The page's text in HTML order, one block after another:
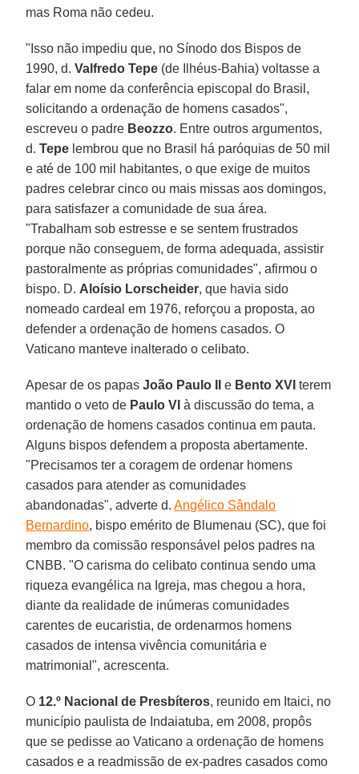
mas Roma não cedeu.
"Isso não impediu que, no Sínodo dos Bispos de
1990, d.Valfredo Tepe (de Ilhéus-Bahia) voltasse a
falar em nome da conferência episcopal do Brasil,
solicitando a ordenação de homens casados",
escreveu o padre Beozzo. Entre outros argumentos,
d.Tepe lembrou que no Brasil há paróquias de 50 mil
e até de 100 mil habitantes, o que exige de muitos
padres celebrar cinco ou mais missas aos domingos,
para satisfazer a comunidade de sua área.
"Trabalham sob estresse e se sentem frustrados
porque não conseguem, de forma adequada, assistir
pastoralmente as próprias comunidades", afirmou o
bispo. D. Aloísio Lorscheider, que havia sido
nomeado cardeal em 1976, reforçou a proposta, ao
defender a ordenação de homens casados. O
Vaticano manteve inalterado o celibato.
Apesar de os papasJoão Paulo II e Bento XVI terem
mantido o veto de Paulo VI à discussão do tema, a
ordenação de homens casados continua em pauta.
Alguns bispos defendem a proposta abertamente.
"Precisamos ter a coragem de ordenar homens
casados para atender as comunidades
abandonadas", adverte d.Angélico Sândalo
Bernardino, bispo emérito de Blumenau (SC), que foi
membro da comissão responsável pelos padres na
CNBB. "O carisma do celibato continua sendo uma
riqueza evangélica na Igreja, mas chegou a hora,
diante da realidade de inúmeras comunidades
carentes de eucaristia, de ordenarmos homens
casados de intensa vivência comunitária e
matrimonial", acrescenta.
O 12.º Nacional de Presbíteros, reunido em Itaici, no
município paulista de Indaiatuba, em 2008, propôs
que se pedisse ao Vaticano a ordenação de homens
casados e a readmissão de ex-padres casados como